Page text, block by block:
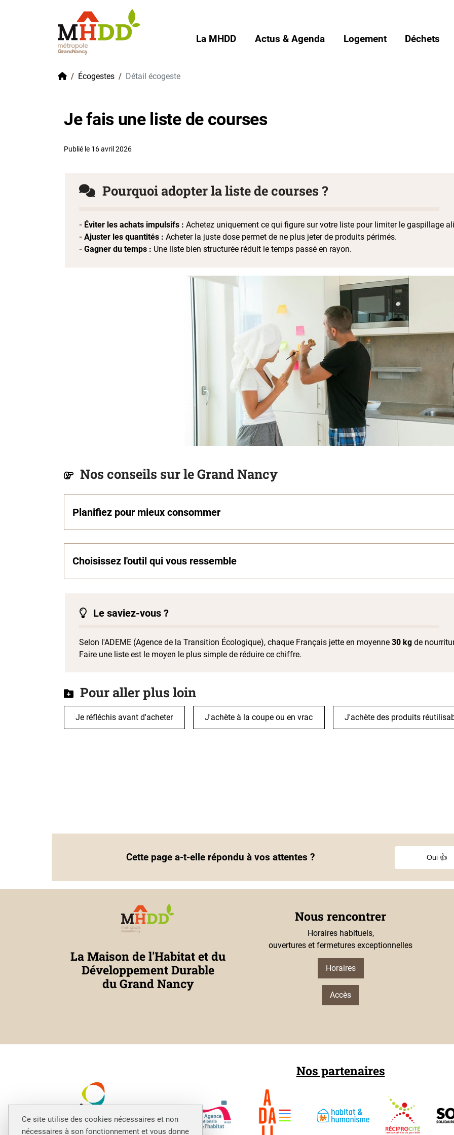
Ce site utilise des cookies nécessaires et non
nécessaires à son fonctionnement et vous donne
La MHDD Actus & Agenda Logement Déchets
AccueilÉcogestes Détail écogeste
Je fais une liste de courses
Publié le 16 avril 2026
Pourquoi adopter la liste de courses ?
Éviter les achats impulsifs : Achetez uniquement ce qui figure sur votre liste pour limiter le gaspillage
Ajuster les quantités : Acheter la juste dose permet de ne plus jeter de produits périmés.
Gagner du temps : Une liste bien structurée réduit le temps passé en rayon.
Nos conseils sur le Grand Nancy
Planifiez pour mieux consommer
Choisissez l'outil qui vous ressemble
Le saviez-vous ?
Selon l'ADEME (Agence de la Transition Écologique), chaque Français jette en moyenne30 kg de
Faire une liste est le moyen le plus simple de réduire ce chiffre.
Pour aller plus loin
Je réfléchis avant d'acheter J'achète à la coupe ou en vrac J'achète des produits
Cette page a-t-elle répondu à vos attentes ? Oui 👍
La Maison de l'Habitat et du
Développement Durable
du Grand Nancy
Nous rencontrer
Horaires habituels,
ouvertures et fermetures exceptionnelles
Horaires
Accès
Nos partenaires